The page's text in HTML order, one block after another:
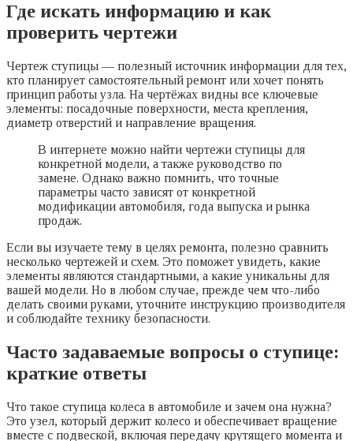
Где искать информацию и как
проверить чертежи
Чертеж ступицы — полезный источник информации для тех,
кто планирует самостоятельный ремонт или хочет понять
принцип работы узла. На чертёжах видны все ключевые
элементы: посадочные поверхности, места крепления,
диаметр отверстий и направление вращения.
В интернете можно найти чертежи ступицы для
конкретной модели, а также руководство по
замене. Однако важно помнить, что точные
параметры часто зависят от конкретной
модификации автомобиля, года выпуска и рынка
продаж.
Если вы изучаете тему в целях ремонта, полезно сравнить
несколько чертежей и схем. Это поможет увидеть, какие
элементы являются стандартными, а какие уникальны для
вашей модели. Но в любом случае, прежде чем что-либо
делать своими руками, уточните инструкцию производителя
и соблюдайте технику безопасности.
Часто задаваемые вопросы о ступице:
краткие ответы
Что такое ступица колеса в автомобиле и зачем она нужна?
Это узел, который держит колесо и обеспечивает вращение
вместе с подвеской, включая передачу крутящего момента и